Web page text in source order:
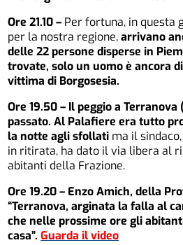
Ore 21.10 – Per fortuna, in questa
per la nostra regione,arrivano
delle 22 persone disperse in
trovate, solo un uomo è ancora
vittima di Borgosesia.
Ore 19.50 – Il peggio a Terranova
passato. Al Palafiere era tutto
la notte agli sfollati ma il
in ritirata, ha dato il via libera al
abitanti della Frazione.
Ore 19.20 – Enzo Amich, della
“Terranova, arginata la falla al
che nelle prossime ore gli
casa”.Guarda il video